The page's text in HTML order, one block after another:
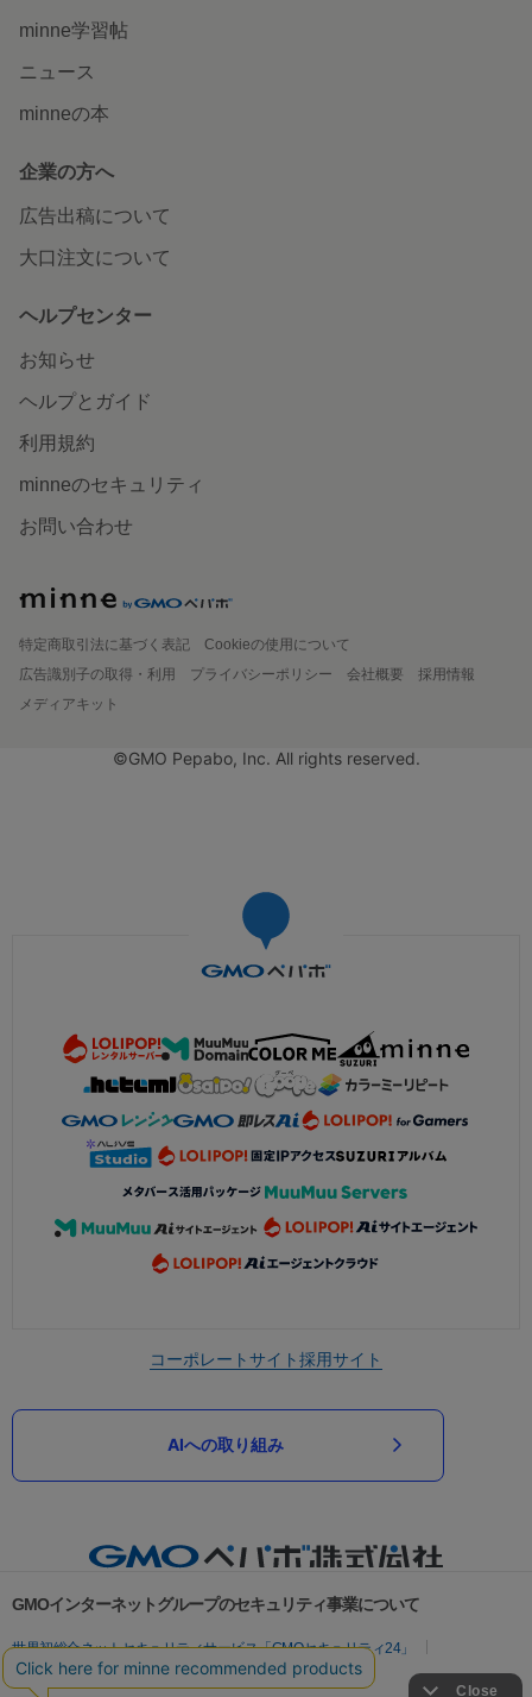
minne学習帖
ニュース
minneの本
企業の方へ
広告出稿について
大口注文について
ヘルプセンター
お知らせ
ヘルプとガイド
利用規約
minneのセキュリティ
お問い合わせ
特定商取引法に基づく表記
Cookieの使用について
広告識別子の取得・利用
プライバシーポリシー 会社概要
採用情報
メディアキット
©GMO Pepabo, Inc. All rights reserved.
コーポレートサイト採用サイト
AIへの取り組み
GMOインターネットグループのセキュリティ事業について
世界初総合ネットセキュリティサービス「GMOセキュリティ24」
パスワード漏洩診断
Webサイトリスク診断